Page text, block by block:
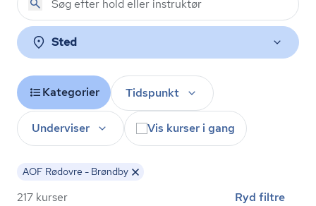
Sted
Kategorier Tidspunkt
Underviser Vis kurser i gang
AOF Rødovre - Brøndby
217 kurser Ryd filtre